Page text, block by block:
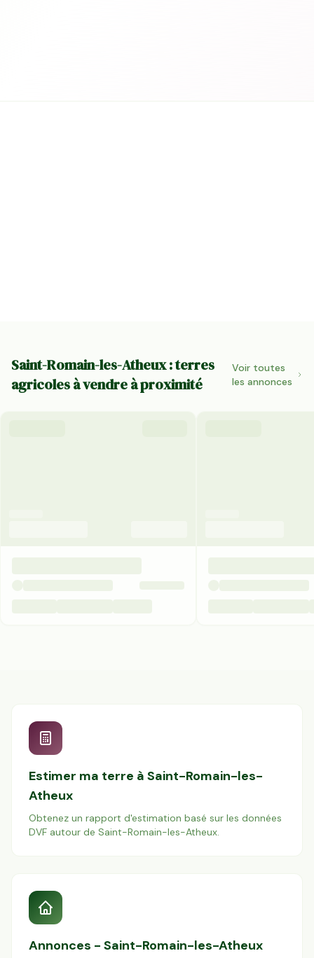
Saint-Romain-les-Atheux : terres
agricoles à vendre à proximité
Voir toutes
les annonces
Estimer ma terre à Saint-Romain-les-
Atheux
Obtenez un rapport d'estimation basé sur les données
DVF autour de Saint-Romain-les-Atheux.
Annonces - Saint-Romain-les-Atheux